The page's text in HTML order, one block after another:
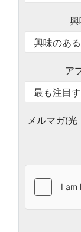
興
ア
メルマガ(